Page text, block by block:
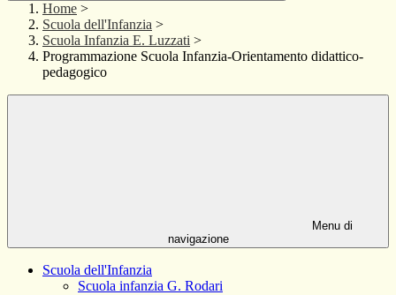
Home >
Scuola dell'Infanzia >
Scuola Infanzia E. Luzzati >
Programmazione Scuola Infanzia-Orientamento didattico-
pedagogico
Menu di
navigazione
Scuola dell'Infanzia
Scuola infanzia G. Rodari